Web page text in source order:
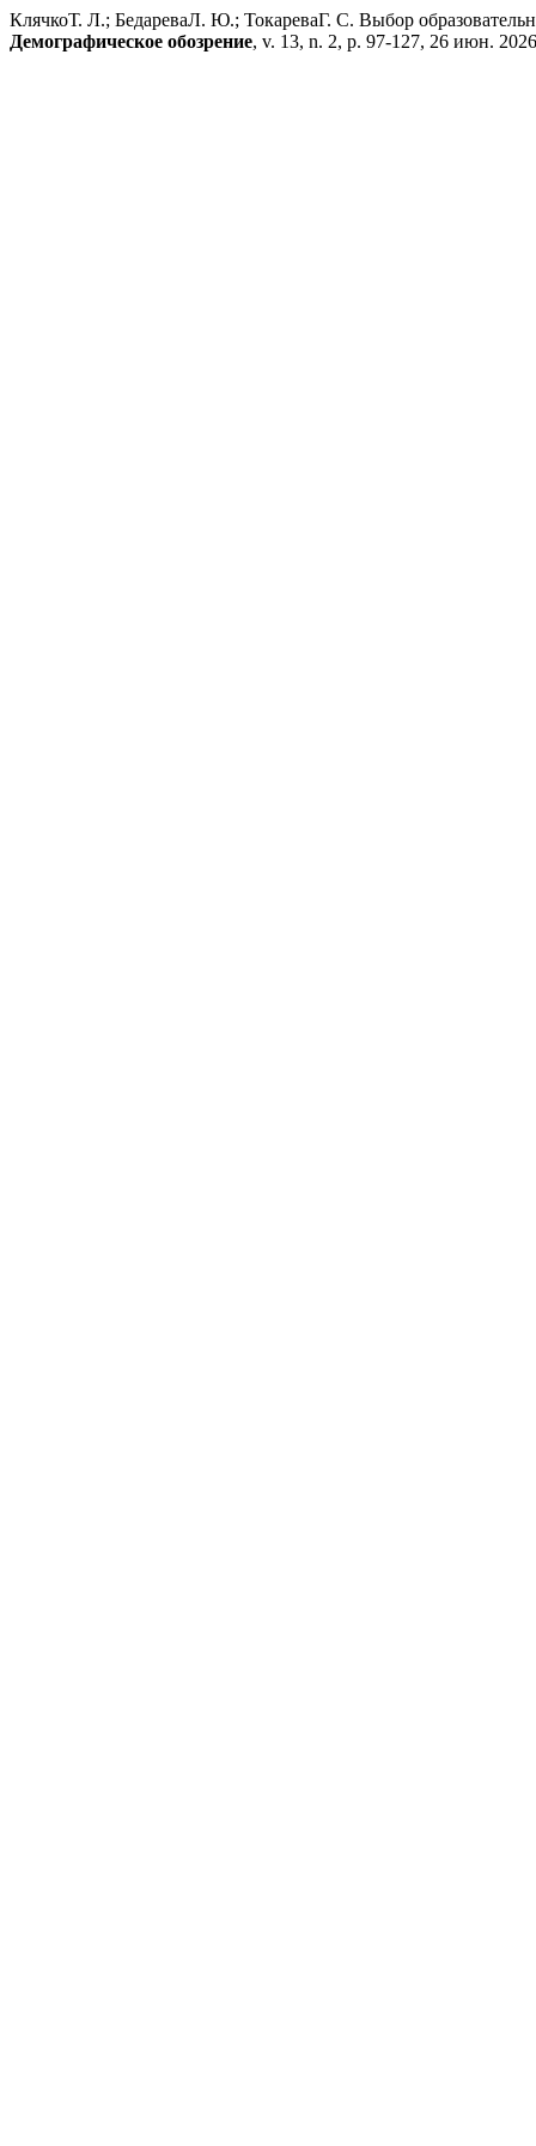
КлячкоТ. Л.; БедареваЛ. Ю.; ТокареваГ. С. Выбор
Демографическое обозрение, v. 13, n. 2, p. 97-127, 26 июн.